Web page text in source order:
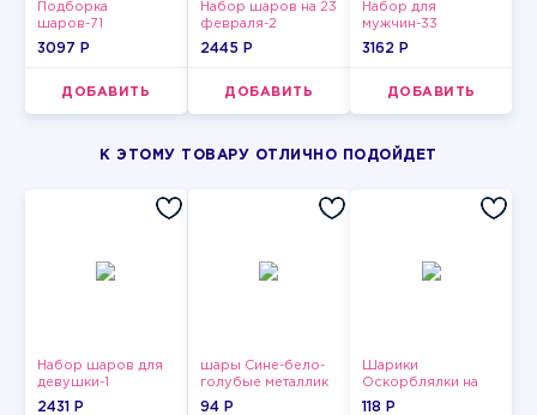
Подборка
шаров-71
3097 P
ДОБАВИТЬ
Набор шаров на 23
февраля-2
2445 P
ДОБАВИТЬ
Набор для
мужчин-33
3162 P
ДОБАВИТЬ
К ЭТОМУ ТОВАРУ ОТЛИЧНО ПОДОЙДЕТ
Набор шаров для
девушки-1
2431 P
шары Сине-бело-
голубые металлик
94 P
Шарики
Оскорблялки на
день рождения для
118 P